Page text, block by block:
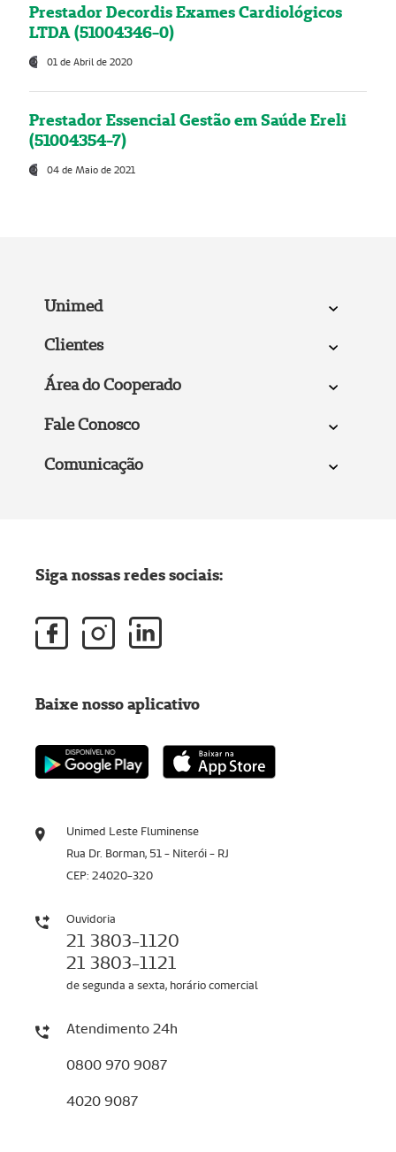
Prestador Decordis Exames Cardiológicos
LTDA (51004346-0)
01 de Abril de 2020
Prestador Essencial Gestão em Saúde Ereli
(51004354-7)
04 de Maio de 2021
Unimed
Clientes
Área do Cooperado
Fale Conosco
Comunicação
Unimed Leste Fluminense
Rua Dr. Borman, 51 - Niterói - RJ
CEP: 24020-320
Ouvidoria
21 3803-1120
21 3803-1121
de segunda a sexta, horário comercial
Atendimento 24h
0800 970 9087
4020 9087
Siga nossas redes sociais:
Baixe nosso aplicativo